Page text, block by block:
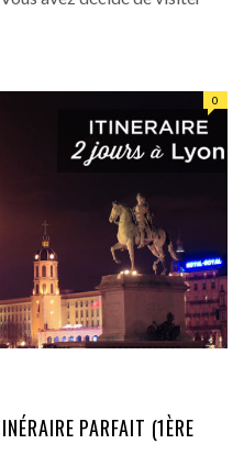
0
PARFAIT (1ÈRE